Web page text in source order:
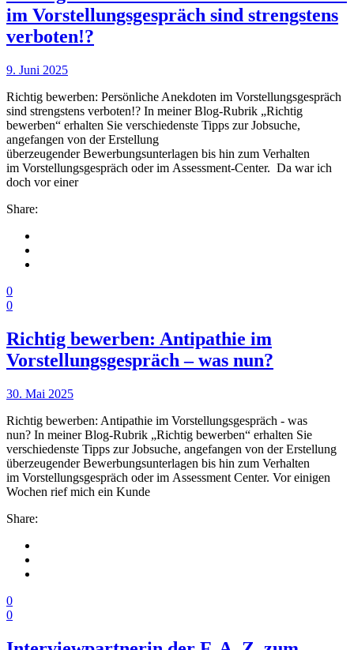
im Vorstellungsgespräch sind strengstens
verboten!?
9. Juni 2025
Richtig bewerben: Persönliche Anekdoten im Vorstellungsgespräch
sind strengstens verboten!? In meiner Blog-Rubrik „Richtig
bewerben“ erhalten Sie verschiedenste Tipps zur Jobsuche,
angefangen von der Erstellung
überzeugender Bewerbungsunterlagen bis hin zum Verhalten
im Vorstellungsgespräch oder im Assessment-Center. Da war ich
doch vor einer
Share:
0
0
Richtig bewerben: Antipathie im
Vorstellungsgespräch – was nun?
30. Mai 2025
Richtig bewerben: Antipathie im Vorstellungsgespräch - was
nun? In meiner Blog-Rubrik „Richtig bewerben“ erhalten Sie
verschiedenste Tipps zur Jobsuche, angefangen von der Erstellung
überzeugender Bewerbungsunterlagen bis hin zum Verhalten
im Vorstellungsgespräch oder im Assessment Center. Vor einigen
Wochen rief mich ein Kunde
Share:
0
0